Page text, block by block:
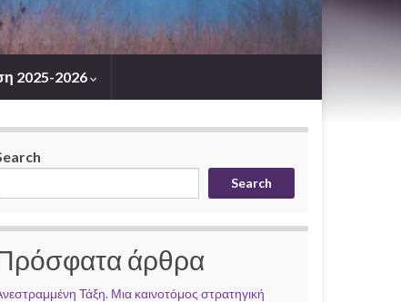
2025-2026
Search
άρθρα
Τάξη. Μια καινοτόμος στρατηγική